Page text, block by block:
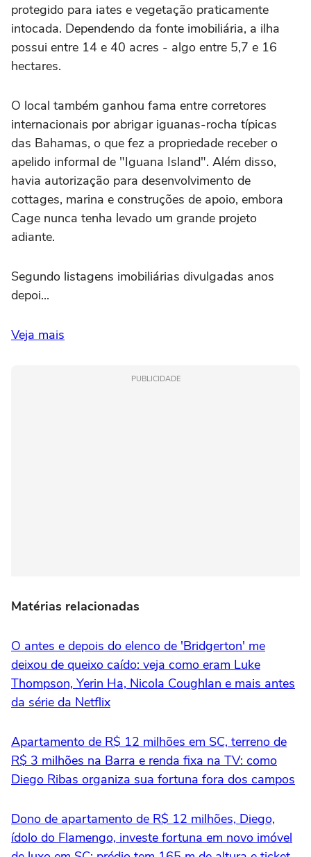
protegido para iates e vegetação praticamente
intocada. Dependendo da fonte imobiliária, a ilha
possui entre 14 e 40 acres - algo entre 5,7 e 16
hectares.
O local também ganhou fama entre corretores
internacionais por abrigar iguanas-rocha típicas
das Bahamas, o que fez a propriedade receber o
apelido informal de "Iguana Island". Além disso,
havia autorização para desenvolvimento de
cottages, marina e construções de apoio, embora
Cage nunca tenha levado um grande projeto
adiante.
Segundo listagens imobiliárias divulgadas anos
depoi...
Veja mais
PUBLICIDADE
Matérias relacionadas
O antes e depois do elenco de 'Bridgerton' me
deixou de queixo caído: veja como eram Luke
Thompson, Yerin Ha, Nicola Coughlan e mais antes
da série da Netflix
Apartamento de R$ 12 milhões em SC, terreno de
R$ 3 milhões na Barra e renda fixa na TV: como
Diego Ribas organiza sua fortuna fora dos campos
Dono de apartamento de R$ 12 milhões, Diego,
ídolo do Flamengo, investe fortuna em novo imóvel